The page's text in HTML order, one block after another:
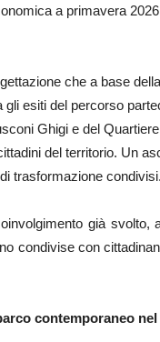
a primavera
che a base
esiti del percorso
Ghigi e del
del territorio. Un
trasformazione condivisi.
già
condivise con
contemporaneo